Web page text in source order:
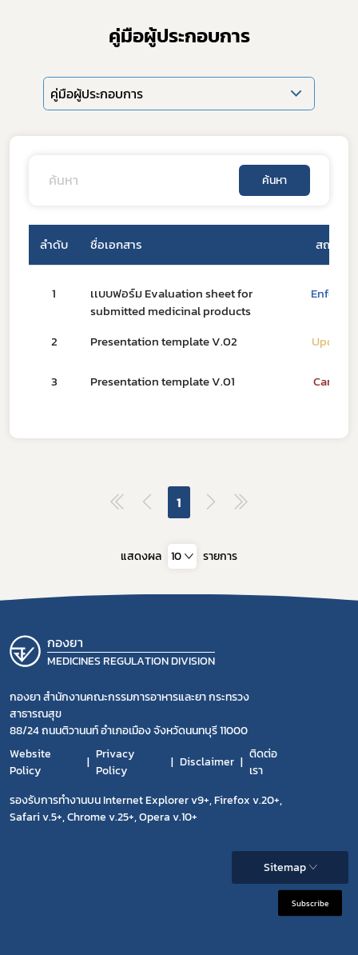
คู่มือผู้ประกอบการ
คู่มือผู้ประกอบการ
ค้นหา
ลำดับ ชื่อเอกสาร สถานะ
1
เเบบฟอร์ม Evaluation sheet for
submitted medicinal products
Enforce
2 Presentation template V.02 Update
3 Presentation template V.01 Cancel
1
แสดงผล 10 รายการ
กองยา
MEDICINES REGULATION DIVISION
กองยา สำนักงานคณะกรรมการอาหารและยา กระทรวง
สาธารณสุข
88/24 ถนนติวานนท์ อำเภอเมือง จังหวัดนนทบุรี 11000
Website
Policy
Privacy
Policy
Disclaimer
ติดต่อ
เรา
รองรับการทำงานบน Internet Explorer v9+, Firefox v.20+,
Safari v.5+, Chrome v.25+, Opera v.10+
Sitemap
Subscribe
เลือกหัวข้อที่ท่านต้องการ Subscribe